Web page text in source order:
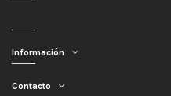
Información
Contacto